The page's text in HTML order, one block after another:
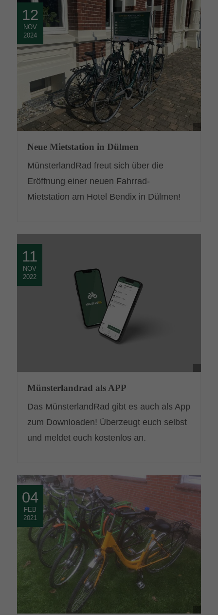
12
NOV
2024
Neue Mietstation in Dülmen
MünsterlandRad freut sich über die
Eröffnung einer neuen Fahrrad-
Mietstation am Hotel Bendix in Dülmen!
11
NOV
2022
Münsterlandrad als APP
Das MünsterlandRad gibt es auch als App
zum Downloaden! Überzeugt euch selbst
und meldet euch kostenlos an.
04
FEB
2021